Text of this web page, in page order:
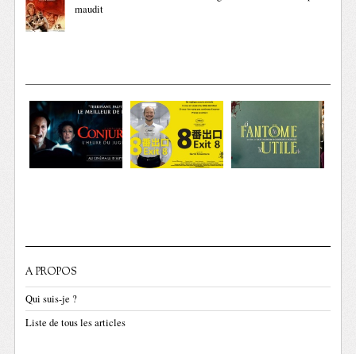
maudit
A PROPOS
Qui suis-je ?
Liste de tous les articles